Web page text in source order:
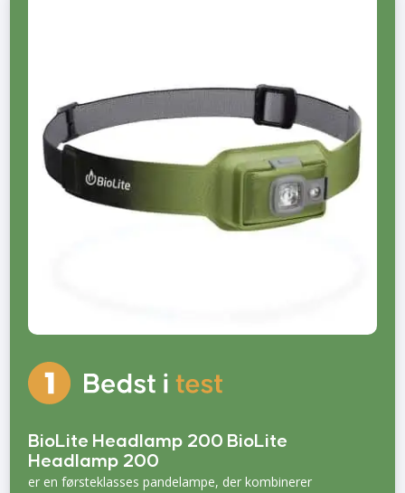
BioLite Headlamp 200 BioLite
Headlamp 200
er en førsteklasses pandelampe, der kombinerer